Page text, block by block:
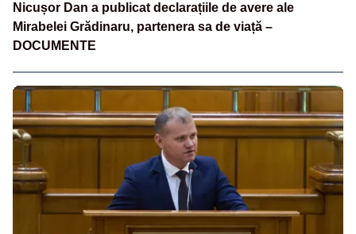
Nicușor Dan a publicat declarațiile de avere ale
Mirabelei Grădinaru, partenera sa de viață –
DOCUMENTE